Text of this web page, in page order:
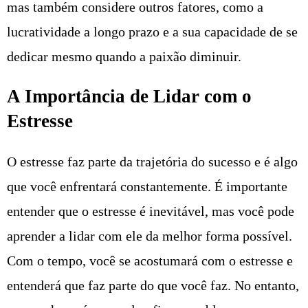
mas também considere outros fatores, como a
lucratividade a longo prazo e a sua capacidade de se
dedicar mesmo quando a paixão diminuir.
A Importância de Lidar com o
Estresse
O estresse faz parte da trajetória do sucesso e é algo
que você enfrentará constantemente. É importante
entender que o estresse é inevitável, mas você pode
aprender a lidar com ele da melhor forma possível.
Com o tempo, você se acostumará com o estresse e
entenderá que faz parte do que você faz. No entanto,